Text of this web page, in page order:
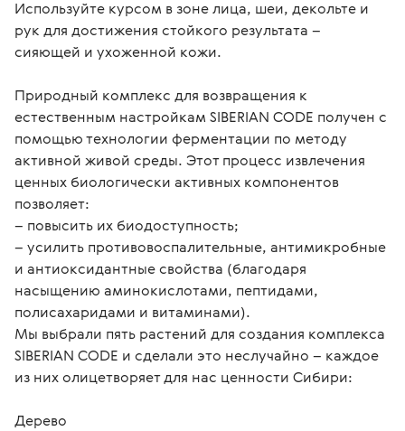
Используйте курсом в зоне лица, шеи, декольте и
рук для достижения стойкого результата –
сияющей и ухоженной кожи.
Природный комплекс для возвращения к
естественным настройкам SIBERIAN CODE получен с
помощью технологии ферментации по методу
активной живой среды. Этот процесс извлечения
ценных биологически активных компонентов
позволяет:
– повысить их биодоступность;
– усилить противовоспалительные, антимикробные
и антиоксидантные свойства (благодаря
насыщению аминокислотами, пептидами,
полисахаридами и витаминами).
Мы выбрали пять растений для создания комплекса
SIBERIAN CODE и сделали это неслучайно – каждое
из них олицетворяет для нас ценности Сибири:
Дерево